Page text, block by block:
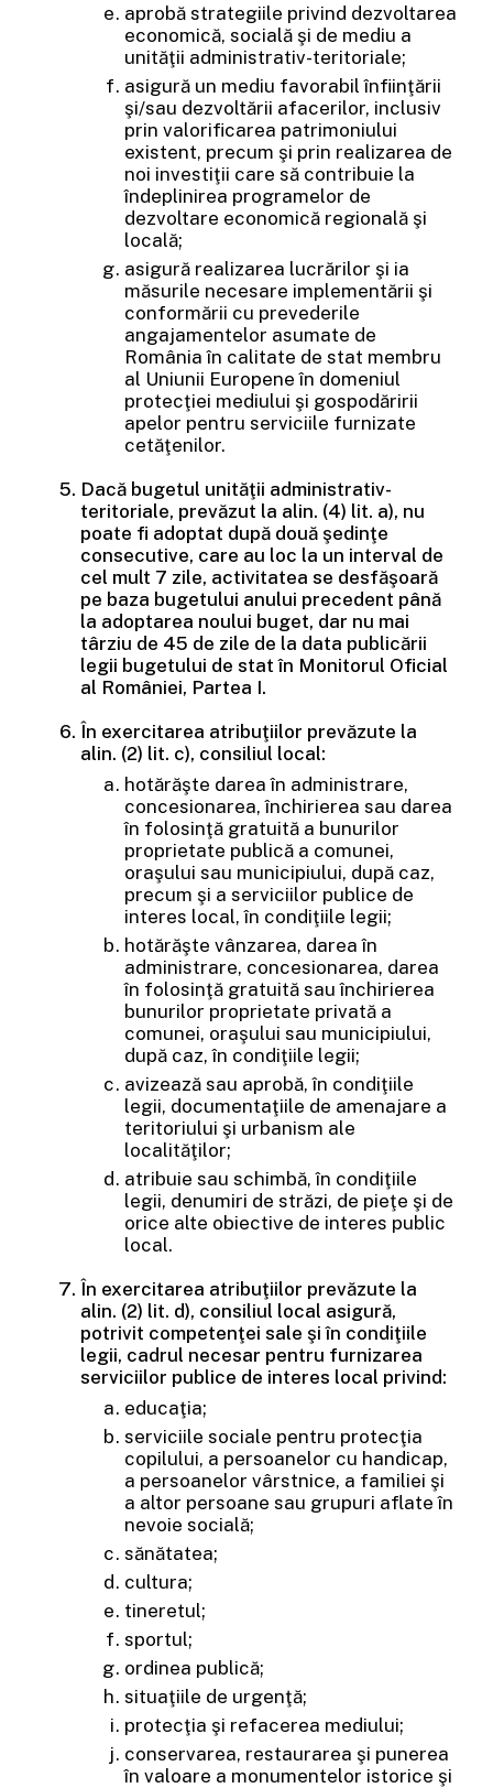
aprobă strategiile privind dezvoltarea
economică, socială şi de mediu a
unităţii administrativ-teritoriale;
asigură un mediu favorabil înfiinţării
şi/sau dezvoltării afacerilor, inclusiv
prin valorificarea patrimoniului
existent, precum şi prin realizarea de
noi investiţii care să contribuie la
îndeplinirea programelor de
dezvoltare economică regională şi
locală;
asigură realizarea lucrărilor şi ia
măsurile necesare implementării şi
conformării cu prevederile
angajamentelor asumate de
România în calitate de stat membru
al Uniunii Europene în domeniul
protecţiei mediului şi gospodăririi
apelor pentru serviciile furnizate
cetăţenilor.
Dacă bugetul unităţii administrativ-
teritoriale, prevăzut la alin. (4) lit. a), nu
poate fi adoptat după două şedinţe
consecutive, care au loc la un interval de
cel mult 7 zile, activitatea se desfăşoară
pe baza bugetului anului precedent până
la adoptarea noului buget, dar nu mai
târziu de 45 de zile de la data publicării
legii bugetului de stat în Monitorul Oficial
al României, Partea I.
În exercitarea atribuţiilor prevăzute la
alin. (2) lit. c), consiliul local:
hotărăşte darea în administrare,
concesionarea, închirierea sau darea
în folosinţă gratuită a bunurilor
proprietate publică a comunei,
oraşului sau municipiului, după caz,
precum şi a serviciilor publice de
interes local, în condiţiile legii;
hotărăşte vânzarea, darea în
administrare, concesionarea, darea
în folosinţă gratuită sau închirierea
bunurilor proprietate privată a
comunei, oraşului sau municipiului,
după caz, în condiţiile legii;
avizează sau aprobă, în condiţiile
legii, documentaţiile de amenajare a
teritoriului şi urbanism ale
localităţilor;
atribuie sau schimbă, în condiţiile
legii, denumiri de străzi, de pieţe şi de
orice alte obiective de interes public
local.
În exercitarea atribuţiilor prevăzute la
alin. (2) lit. d), consiliul local asigură,
potrivit competenţei sale şi în condiţiile
legii, cadrul necesar pentru furnizarea
serviciilor publice de interes local privind:
educaţia;
serviciile sociale pentru protecţia
copilului, a persoanelor cu handicap,
a persoanelor vârstnice, a familiei şi
a altor persoane sau grupuri aflate în
nevoie socială;
sănătatea;
cultura;
tineretul;
sportul;
ordinea publică;
situaţiile de urgenţă;
protecţia şi refacerea mediului;
conservarea, restaurarea şi punerea
în valoare a monumentelor istorice şi